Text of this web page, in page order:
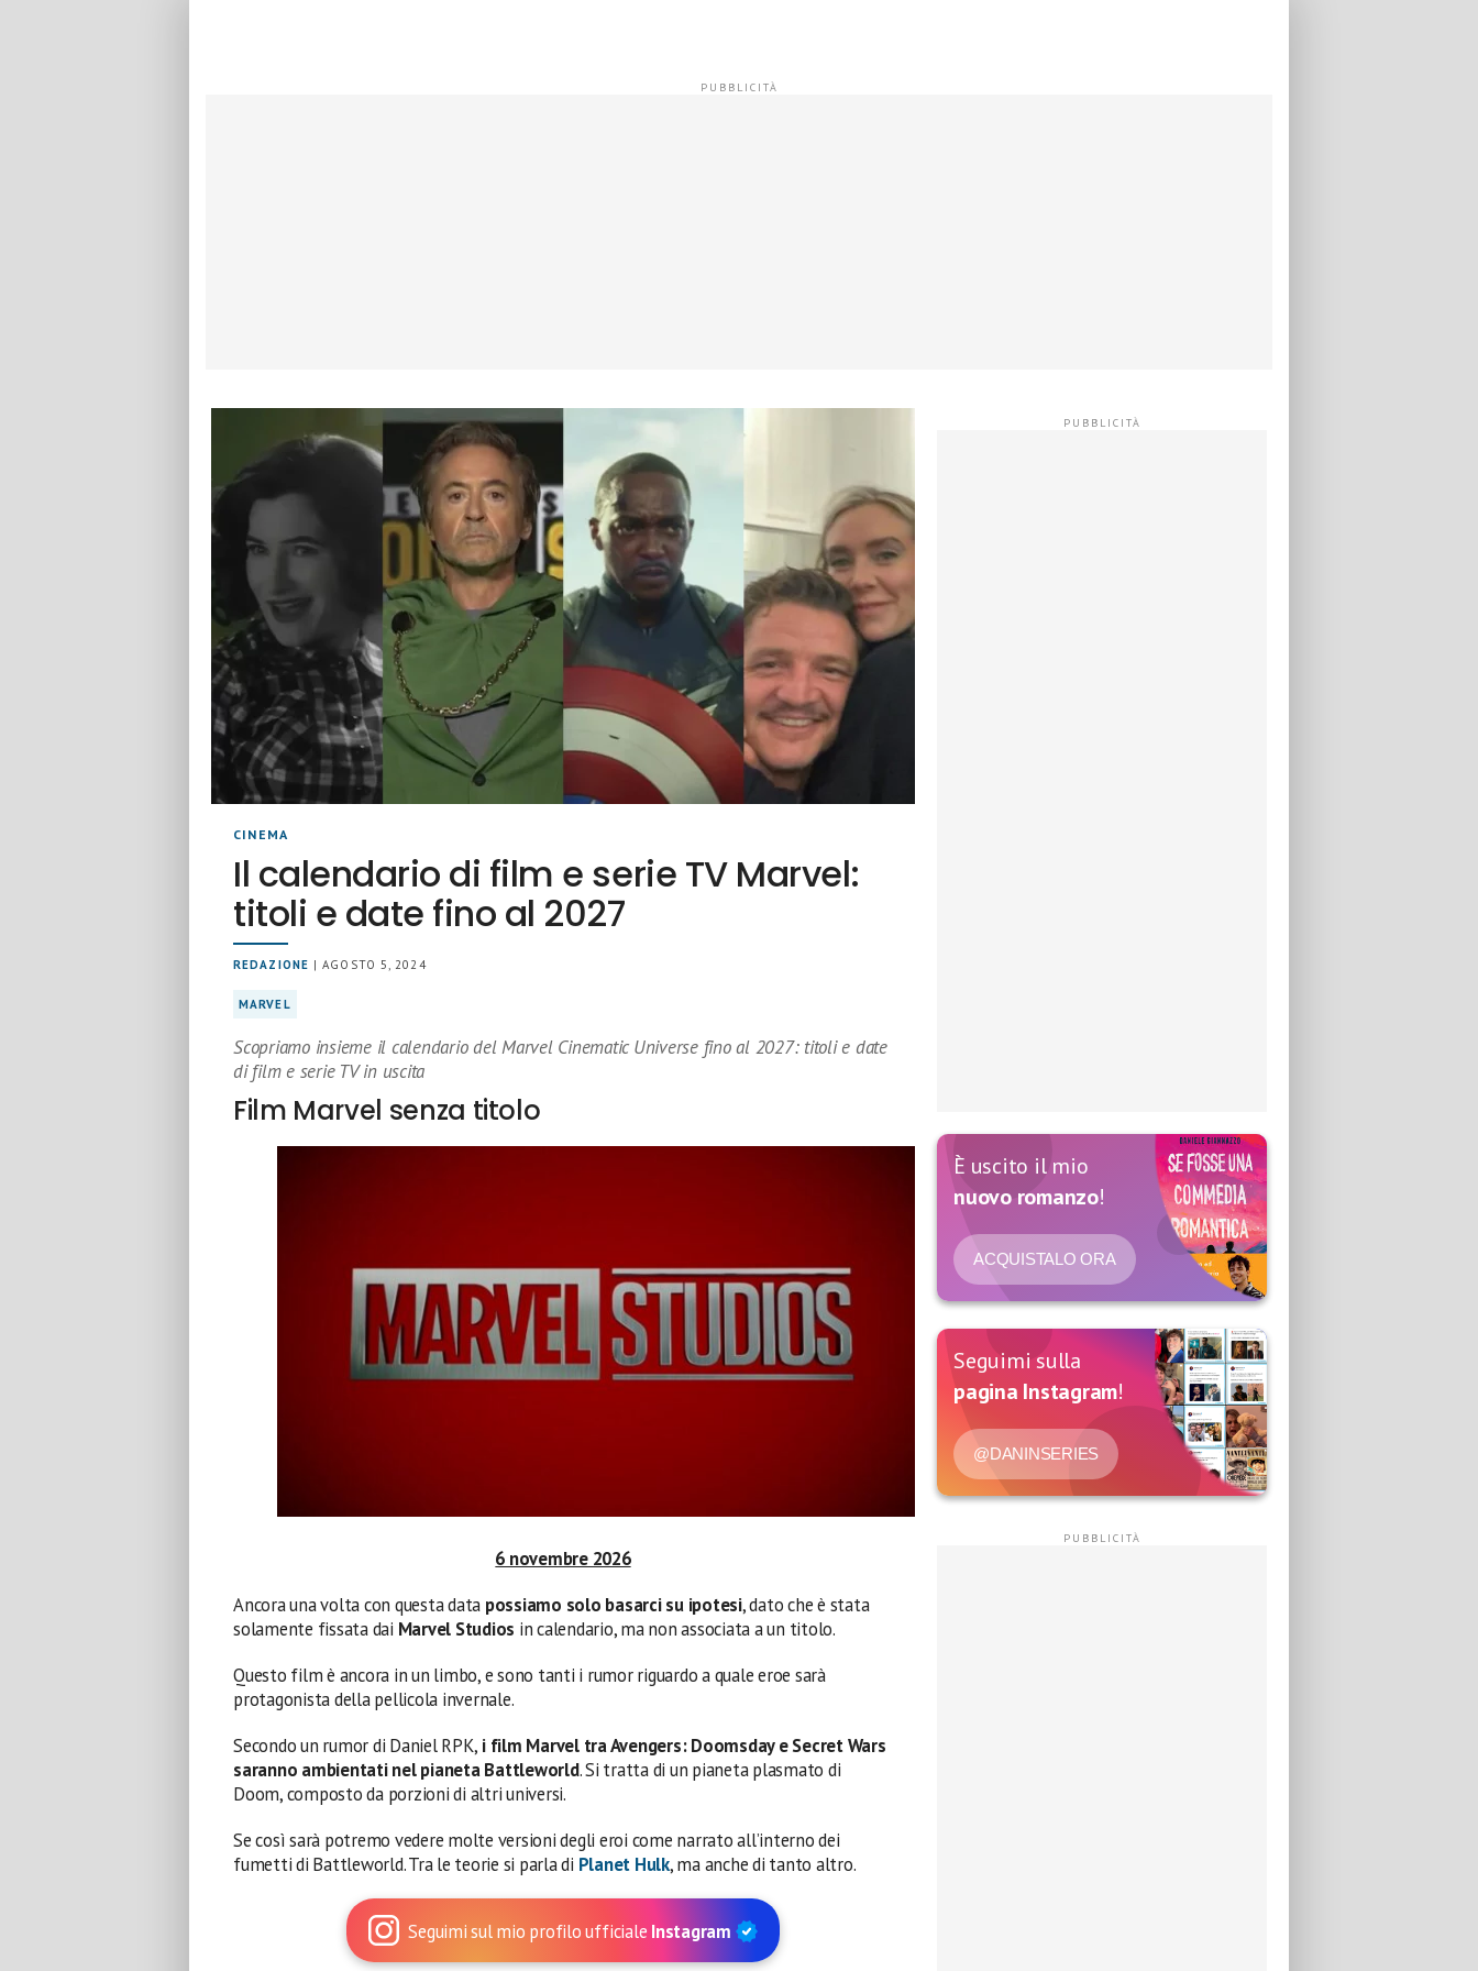
CINEMA
Il calendario di film e serie TV Marvel:
titoli e date fino al 2027
REDAZIONE | AGOSTO 5, 2024
MARVEL
Scopriamo insieme il calendario del Marvel Cinematic Universe fino al 2027: titoli e date
di film e serie TV in uscita
Film Marvel senza titolo
6 novembre 2026
Ancora una volta con questa data possiamo solo basarci su ipotesi, dato che è stata
solamente fissata dai Marvel Studios in calendario, ma non associata a un titolo.
Questo film è ancora in un limbo, e sono tanti i rumor riguardo a quale eroe sarà
protagonista della pellicola invernale.
Secondo un rumor di Daniel RPK, i film Marvel tra Avengers: Doomsday e Secret Wars
saranno ambientati nel pianeta Battleworld. Si tratta di un pianeta plasmato di
Doom, composto da porzioni di altri universi.
Se così sarà potremo vedere molte versioni degli eroi come narrato all’interno dei
fumetti di Battleworld. Tra le teorie si parla di Planet Hulk, ma anche di tanto altro.
Seguimi sul mio profilo ufficiale Instagram
È uscito il mio
nuovo romanzo!
ACQUISTALO ORA
Seguimi sulla
pagina Instagram!
@DANINSERIES